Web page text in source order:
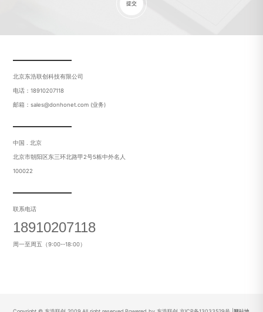
提交
北京东浩联创科技有限公司
电话：18910207118
邮箱：sales@donhonet.com (业务)
中国 . 北京
北京市朝阳区东三环北路甲2号5栋中外名人
100022
联系电话
18910207118
周一至周五（9:00--18:00）